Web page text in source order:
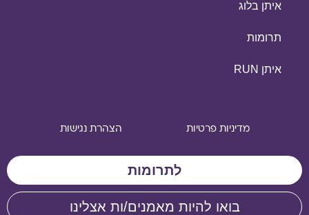
איתן בלוג
תרומות
איתן RUN
מדיניות פרטיות הצהרת נגישות
לתרומות
בואו להיות מאמנים/ות אצלינו